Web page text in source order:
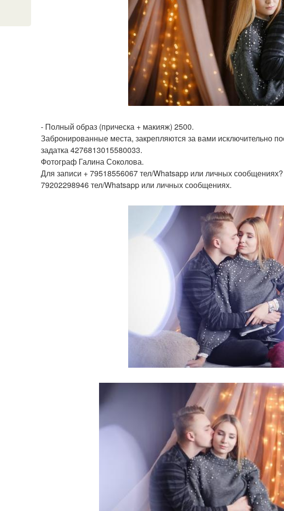
- Полный образ (прическа + макияж) 2500.
Забронированные места, закрепляются за вами исключительно
задатка 4276813015580033.
Фотограф Галина Соколова.
Для записи + 79518556067 тел/Whatsapp или личных
79202298946 тел/Whatsapp или личных сообщениях.